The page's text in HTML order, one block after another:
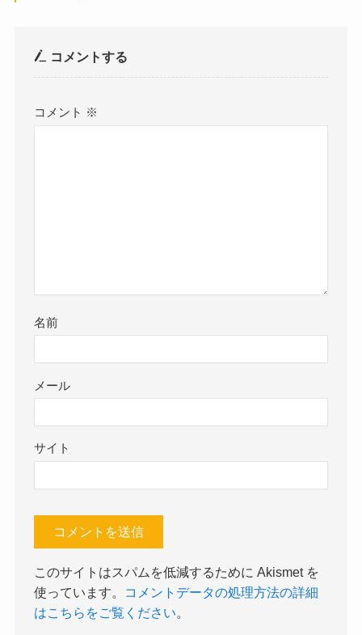
コメントする
コメント ※
名前
メール
サイト
このサイトはスパムを低減するために Akismet を
使っています。
コメントデータの処理方法の詳細
はこちらをご覧ください